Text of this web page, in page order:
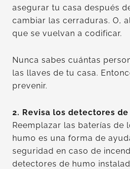
asegurar tu casa después
cambiar las cerraduras. O,
que se vuelvan a codificar.
Nunca sabes cuántas
las llaves de tu casa.
prevenir.
2. Revisa los detectores
Reemplazar las baterías de
humo es una forma de
seguridad en caso de
detectores de humo